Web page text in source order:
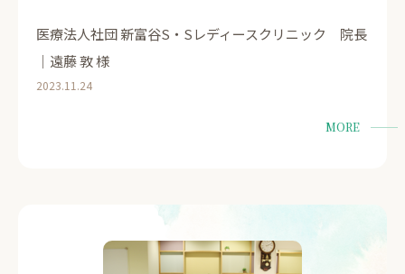
医療法人社団 新富谷S・Sレディースクリニック 院長
｜遠藤 敦 様
2023.11.24
MORE